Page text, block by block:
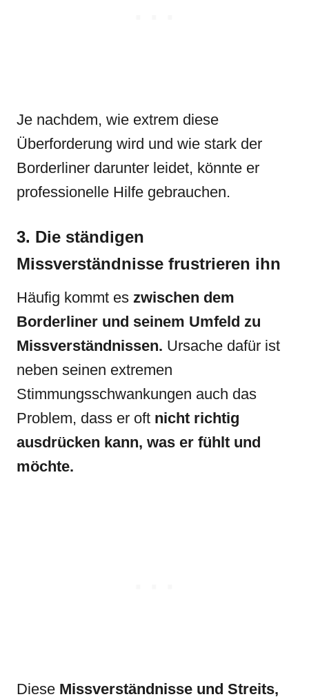
Je nachdem, wie extrem diese
Überforderung wird und wie stark der
Borderliner darunter leidet, könnte er
professionelle Hilfe gebrauchen.
3. Die ständigen
Missverständnisse frustrieren ihn
Häufig kommt es zwischen dem
Borderliner und seinem Umfeld zu
Missverständnissen. Ursache dafür ist
neben seinen extremen
Stimmungsschwankungen auch das
Problem, dass er oft nicht richtig
ausdrücken kann, was er fühlt und
möchte.
Diese Missverständnisse und Streits,